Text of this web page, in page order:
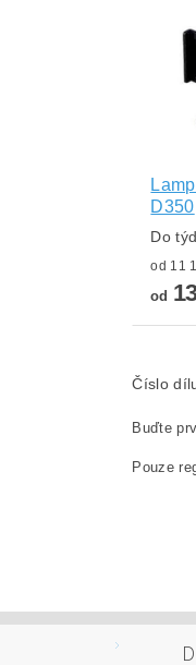
D350
Do
od
Číslo
Buďte
Pouze